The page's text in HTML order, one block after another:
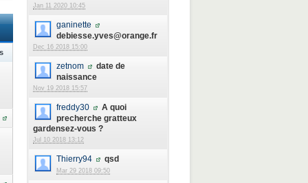
Jan 11 2020 10:45
ganinette
debiesse.yves@orange.fr
Dec 16 2018 15:00
zetnom
date de
naissance
Nov 19 2018 15:57
freddy30
A quoi
precherche gratteux
gardensez-vous ?
Jul 10 2018 13:12
Thierry94 qsd
Mar 29 2018 09:50